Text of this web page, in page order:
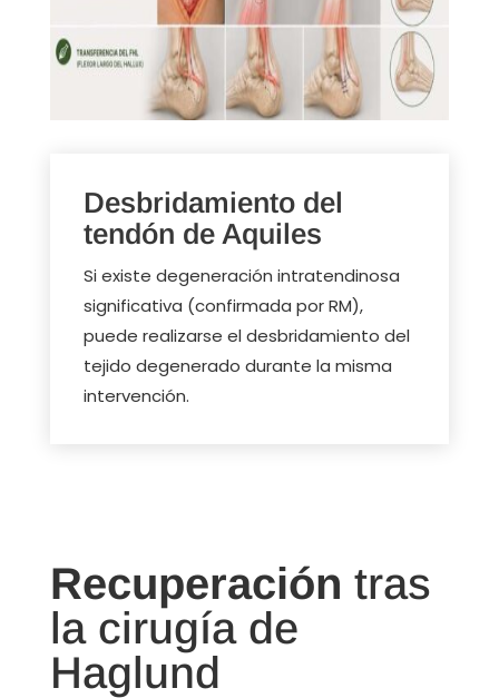
Desbridamiento del
tendón de Aquiles
Si existe degeneración intratendinosa
significativa (confirmada por RM),
puede realizarse el desbridamiento del
tejido degenerado durante la misma
intervención.
Recuperación tras
la cirugía de
Haglund